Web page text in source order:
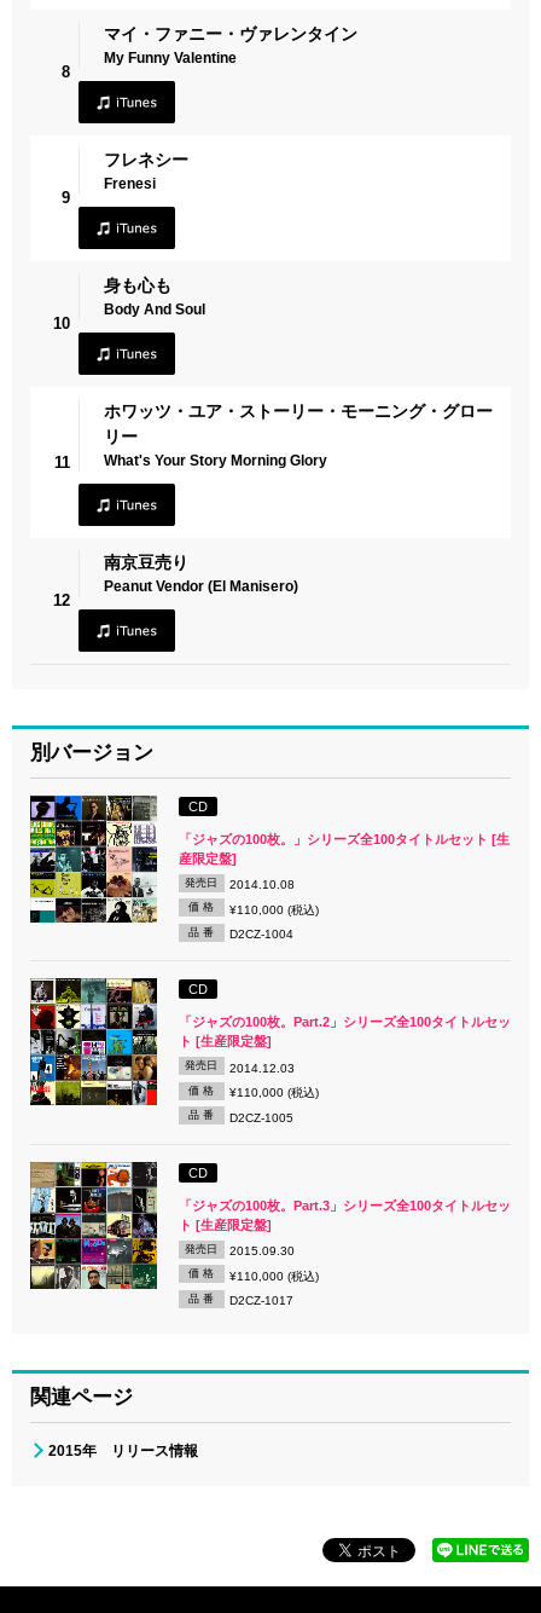
8
マイ・ファニー・ヴァレンタイン
My Funny Valentine
9
フレネシー
Frenesi
10
身も心も
Body And Soul
11
ホワッツ・ユア・ストーリー・モーニング・グロー
リー
What's Your Story Morning Glory
12
南京豆売り
Peanut Vendor (El Manisero)
別バージョン
CD
「ジャズの100枚。」シリーズ全100タイトルセット [生
産限定盤]
発売日 2014.10.08
価 格 ¥110,000 (税込)
品 番 D2CZ-1004
CD
「ジャズの100枚。Part.2」シリーズ全100タイトルセッ
ト [生産限定盤]
発売日 2014.12.03
価 格 ¥110,000 (税込)
品 番 D2CZ-1005
CD
「ジャズの100枚。Part.3」シリーズ全100タイトルセッ
ト [生産限定盤]
発売日 2015.09.30
価 格 ¥110,000 (税込)
品 番 D2CZ-1017
関連ページ
2015年 リリース情報